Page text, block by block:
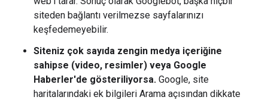
siteden bağlantı verilmezse sayfalarınızı
keşfedemeyebilir.
Siteniz çok sayıda zengin medya içeriğine
sahipse (video, resimler) veya Google
Haberler'de gösteriliyorsa. Google, site
haritalarındaki ek bilgileri Arama açısından dikkate